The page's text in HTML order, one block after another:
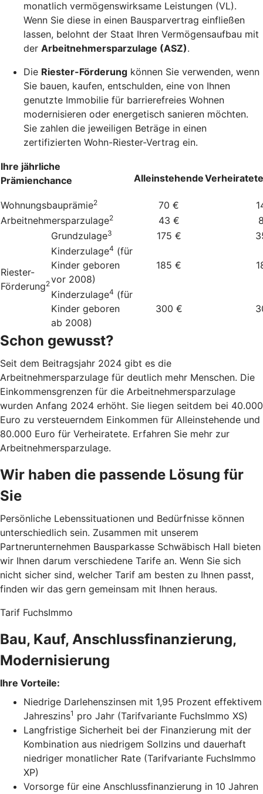
monatlich vermögenswirksame Leistungen (VL).
Wenn Sie diese in einen Bausparvertrag einfließen
lassen, belohnt der Staat Ihren Vermögensaufbau mit
der Arbeitnehmersparzulage (ASZ).
Die Riester-Förderung können Sie verwenden, wenn
Sie bauen, kaufen, entschulden, eine von Ihnen
genutzte Immobilie für barrierefreies Wohnen
modernisieren oder energetisch sanieren möchten.
Sie zahlen die jeweiligen Beträge in einen
zertifizierten Wohn-Riester-Vertrag ein.
Ihre jährliche
Prämienchance
Alleinstehende
Wohnungsbauprämie2 70 €
Arbeitnehmersparzulage2 43 €
Riester-
Förderung2
Grundzulage3 175 €
Kinderzulage4 (für
Kinder geboren
vor 2008)
185 €
Kinderzulage4 (für
Kinder geboren
ab 2008)
300 €
Schon gewusst?
Seit dem Beitragsjahr 2024 gibt es die
Arbeitnehmersparzulage für deutlich mehr Menschen. Die
Einkommensgrenzen für die Arbeitnehmersparzulage
wurden Anfang 2024 erhöht. Sie liegen seitdem bei 40.000
Euro zu versteuerndem Einkommen für Alleinstehende und
80.000 Euro für Verheiratete. Erfahren Sie mehr zur
Arbeitnehmersparzulage.
Wir haben die passende Lösung für
Sie
Persönliche Lebenssituationen und Bedürfnisse können
unterschiedlich sein. Zusammen mit unserem
Partnerunternehmen Bausparkasse Schwäbisch Hall bieten
wir Ihnen darum verschiedene Tarife an. Wenn Sie sich
nicht sicher sind, welcher Tarif am besten zu Ihnen passt,
finden wir das gern gemeinsam mit Ihnen heraus.
Tarif FuchsImmo
Bau, Kauf, Anschlussfinanzierung,
Modernisierung
Ihre Vorteile:
Niedrige Darlehenszinsen mit 1,95 Prozent effektivem
Jahreszins1 pro Jahr (Tarifvariante FuchsImmo XS)
Langfristige Sicherheit bei der Finanzierung mit der
Kombination aus niedrigem Sollzins und dauerhaft
niedriger monatlicher Rate (Tarifvariante FuchsImmo
XP)
Vorsorge für eine Anschlussfinanzierung in 10 Jahren